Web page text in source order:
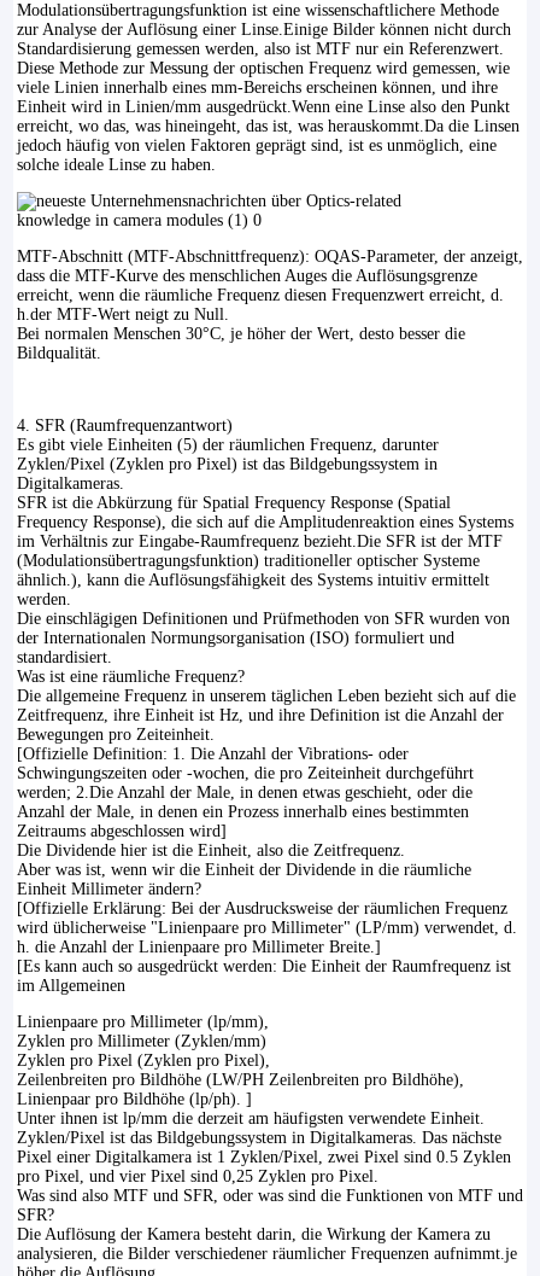
Modulationsübertragungsfunktion ist eine wissenschaftlichere Methode
zur Analyse der Auflösung einer Linse.Einige Bilder können nicht durch
Standardisierung gemessen werden, also ist MTF nur ein Referenzwert.
Diese Methode zur Messung der optischen Frequenz wird gemessen, wie
viele Linien innerhalb eines mm-Bereichs erscheinen können, und ihre
Einheit wird in Linien/mm ausgedrückt.Wenn eine Linse also den Punkt
erreicht, wo das, was hineingeht, das ist, was herauskommt.Da die Linsen
jedoch häufig von vielen Faktoren geprägt sind, ist es unmöglich, eine
solche ideale Linse zu haben.
MTF-Abschnitt (MTF-Abschnittfrequenz): OQAS-Parameter, der anzeigt,
dass die MTF-Kurve des menschlichen Auges die Auflösungsgrenze
erreicht, wenn die räumliche Frequenz diesen Frequenzwert erreicht, d.
h.der MTF-Wert neigt zu Null.
Bei normalen Menschen 30°C, je höher der Wert, desto besser die
Bildqualität.
4. SFR (Raumfrequenzantwort)
Es gibt viele Einheiten (5) der räumlichen Frequenz, darunter
Zyklen/Pixel (Zyklen pro Pixel) ist das Bildgebungssystem in
Digitalkameras.
SFR ist die Abkürzung für Spatial Frequency Response (Spatial
Frequency Response), die sich auf die Amplitudenreaktion eines Systems
im Verhältnis zur Eingabe-Raumfrequenz bezieht.Die SFR ist der MTF
(Modulationsübertragungsfunktion) traditioneller optischer Systeme
ähnlich.), kann die Auflösungsfähigkeit des Systems intuitiv ermittelt
werden.
Die einschlägigen Definitionen und Prüfmethoden von SFR wurden von
der Internationalen Normungsorganisation (ISO) formuliert und
standardisiert.
Was ist eine räumliche Frequenz?
Die allgemeine Frequenz in unserem täglichen Leben bezieht sich auf die
Zeitfrequenz, ihre Einheit ist Hz, und ihre Definition ist die Anzahl der
Bewegungen pro Zeiteinheit.
[Offizielle Definition: 1. Die Anzahl der Vibrations- oder
Schwingungszeiten oder -wochen, die pro Zeiteinheit durchgeführt
werden; 2.Die Anzahl der Male, in denen etwas geschieht, oder die
Anzahl der Male, in denen ein Prozess innerhalb eines bestimmten
Zeitraums abgeschlossen wird]
Die Dividende hier ist die Einheit, also die Zeitfrequenz.
Aber was ist, wenn wir die Einheit der Dividende in die räumliche
Einheit Millimeter ändern?
[Offizielle Erklärung: Bei der Ausdrucksweise der räumlichen Frequenz
wird üblicherweise "Linienpaare pro Millimeter" (LP/mm) verwendet, d.
h. die Anzahl der Linienpaare pro Millimeter Breite.]
[Es kann auch so ausgedrückt werden: Die Einheit der Raumfrequenz ist
im Allgemeinen
Linienpaare pro Millimeter (lp/mm),
Zyklen pro Millimeter (Zyklen/mm)
Zyklen pro Pixel (Zyklen pro Pixel),
Zeilenbreiten pro Bildhöhe (LW/PH Zeilenbreiten pro Bildhöhe),
Linienpaar pro Bildhöhe (lp/ph). ]
Unter ihnen ist lp/mm die derzeit am häufigsten verwendete Einheit.
Zyklen/Pixel ist das Bildgebungssystem in Digitalkameras. Das nächste
Pixel einer Digitalkamera ist 1 Zyklen/Pixel, zwei Pixel sind 0.5 Zyklen
pro Pixel, und vier Pixel sind 0,25 Zyklen pro Pixel.
Was sind also MTF und SFR, oder was sind die Funktionen von MTF und
SFR?
Die Auflösung der Kamera besteht darin, die Wirkung der Kamera zu
analysieren, die Bilder verschiedener räumlicher Frequenzen aufnimmt.je